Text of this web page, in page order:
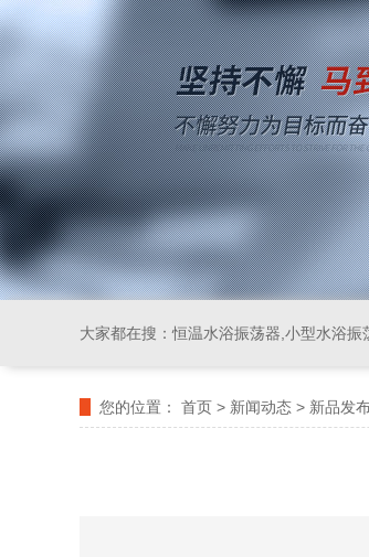
大家都在搜：恒温水浴振荡器,小型水浴
您的位置： 首页 > 新闻动态 > 新品发